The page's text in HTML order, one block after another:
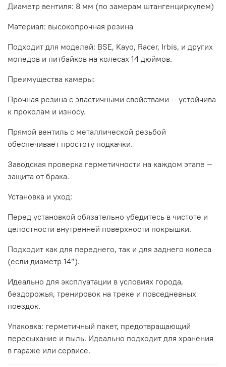
Диаметр вентиля: 8 мм (по замерам штангенциркулем)
Материал: высокопрочная резина
Подходит для моделей: BSE, Kayo, Racer, Irbis, и других
мопедов и питбайков на колесах 14 дюймов.
Преимущества камеры:
Прочная резина с эластичными свойствами — устойчива
к проколам и износу.
Прямой вентиль с металлической резьбой
обеспечивает простоту подкачки.
Заводская проверка герметичности на каждом этапе —
защита от брака.
Установка и уход:
Перед установкой обязательно убедитесь в чистоте и
целостности внутренней поверхности покрышки.
Подходит как для переднего, так и для заднего колеса
(если диаметр 14”).
Идеально для эксплуатации в условиях города,
бездорожья, тренировок на треке и повседневных
поездок.
Упаковка: герметичный пакет, предотвращающий
пересыхание и пыль. Идеально подходит для хранения
в гараже или сервисе.